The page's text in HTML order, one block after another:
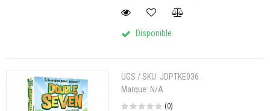
Disponible
UGS / SKU: JDPTKE036
Marque: N/A
(0)